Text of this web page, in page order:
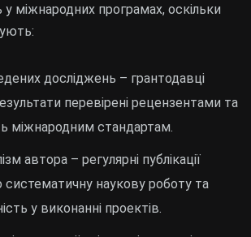
у міжнародних програмах, оскільки
досліджень – грантодавці
перевірені рецензентами та
міжнародним стандартам.
автора – регулярні публікації
систематичну наукову роботу та
у виконанні проектів.